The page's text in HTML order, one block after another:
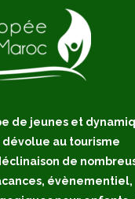
de jeunes et
au tourisme
de
évènementiel,